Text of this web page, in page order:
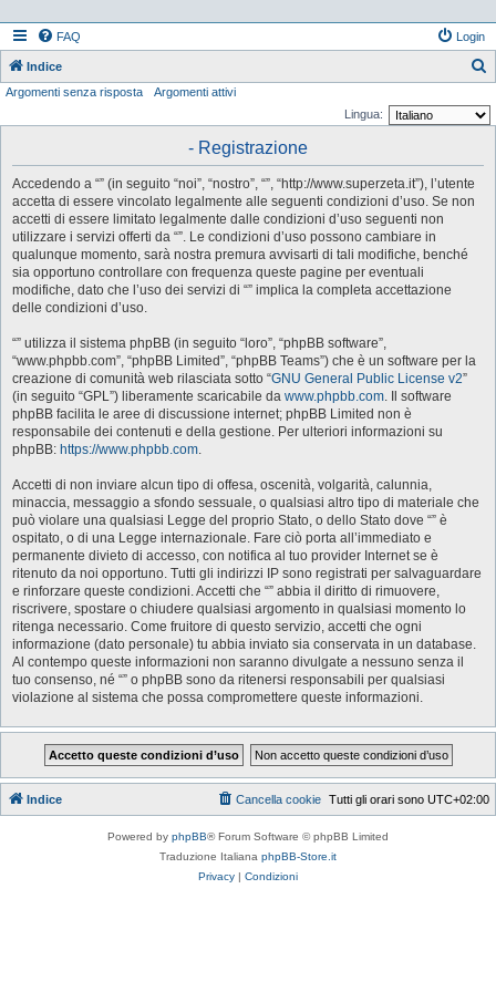
FAQ Login
Indice
Argomenti senza risposta
Argomenti attivi
Lingua:
- Registrazione
Accedendo a “” (in seguito “noi”, “nostro”, “”, “http://www.superzeta.it”), l’utente
accetta di essere vincolato legalmente alle seguenti condizioni d’uso. Se non
accetti di essere limitato legalmente dalle condizioni d’uso seguenti non
utilizzare i servizi offerti da “”. Le condizioni d’uso possono cambiare in
qualunque momento, sarà nostra premura avvisarti di tali modifiche, benché
sia opportuno controllare con frequenza queste pagine per eventuali
modifiche, dato che l’uso dei servizi di “” implica la completa accettazione
delle condizioni d’uso.
“” utilizza il sistema phpBB (in seguito “loro”, “phpBB software”,
“www.phpbb.com”, “phpBB Limited”, “phpBB Teams”) che è un software per la
creazione di comunità web rilasciata sotto “GNU General Public License v2”
(in seguito “GPL”) liberamente scaricabile da www.phpbb.com. Il software
phpBB facilita le aree di discussione internet; phpBB Limited non è
responsabile dei contenuti e della gestione. Per ulteriori informazioni su
phpBB: https://www.phpbb.com.
Accetti di non inviare alcun tipo di offesa, oscenità, volgarità, calunnia,
minaccia, messaggio a sfondo sessuale, o qualsiasi altro tipo di materiale che
può violare una qualsiasi Legge del proprio Stato, o dello Stato dove “” è
ospitato, o di una Legge internazionale. Fare ciò porta all’immediato e
permanente divieto di accesso, con notifica al tuo provider Internet se è
ritenuto da noi opportuno. Tutti gli indirizzi IP sono registrati per salvaguardare
e rinforzare queste condizioni. Accetti che “” abbia il diritto di rimuovere,
riscrivere, spostare o chiudere qualsiasi argomento in qualsiasi momento lo
ritenga necessario. Come fruitore di questo servizio, accetti che ogni
informazione (dato personale) tu abbia inviato sia conservata in un database.
Al contempo queste informazioni non saranno divulgate a nessuno senza il
tuo consenso, né “” o phpBB sono da ritenersi responsabili per qualsiasi
violazione al sistema che possa compromettere queste informazioni.
Indice Tutti gli orari sono UTC+02:00
Cancella cookie
Powered by phpBB® Forum Software © phpBB Limited
Traduzione Italiana phpBB-Store.it
Privacy | Condizioni